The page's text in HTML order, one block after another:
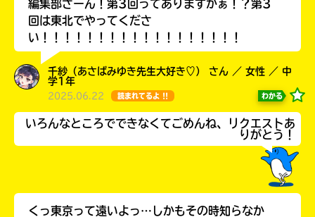
編集部さーん！第3回ってありますかぁ！？第3
回は東北でやってくださ
い！！！！！！！！！！！！！！！！！！
千紗（あさばみゆき先生大好き♡） さん ／ 女性 ／ 中
学1年
2025.06.22 読まれてるよ !! わかる
いろんなところでできなくてごめんね、リクエストあ
りがとう！
くっ東京って遠いよっ…しかもその時知らなか